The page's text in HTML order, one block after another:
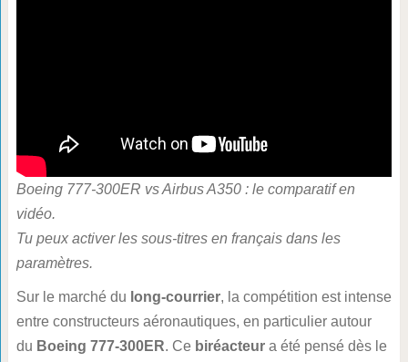
Boeing 777-300ER vs Airbus A350 : le comparatif en
vidéo.
Tu peux activer les sous-titres en français dans les
paramètres.
Sur le marché du long-courrier, la compétition est intense
entre constructeurs aéronautiques, en particulier autour
du Boeing 777-300ER. Ce biréacteura été pensé dès le